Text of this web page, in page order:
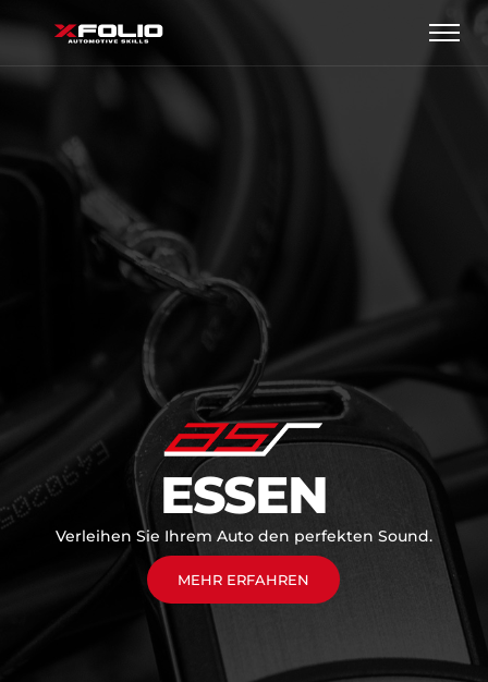
Verleihen Sie Ihrem Auto den perfekten Sound.
ESSEN
MEHR ERFAHREN